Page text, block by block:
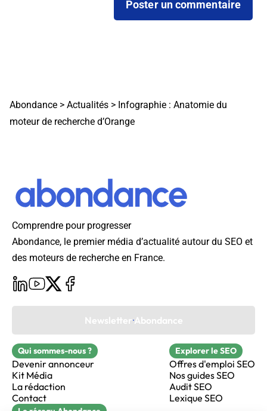
Abondance > Actualités > Infographie : Anatomie du
moteur de recherche d’Orange
Comprendre pour progresser
Abondance, le premier média d’actualité autour du SEO et
des moteurs de recherche en France.
Newsletter Abondance
Qui sommes-nous ?
Devenir annonceur
Kit Média
La rédaction
Contact
Explorer le SEO
Offres d'emploi SEO
Nos guides SEO
Audit SEO
Lexique SEO